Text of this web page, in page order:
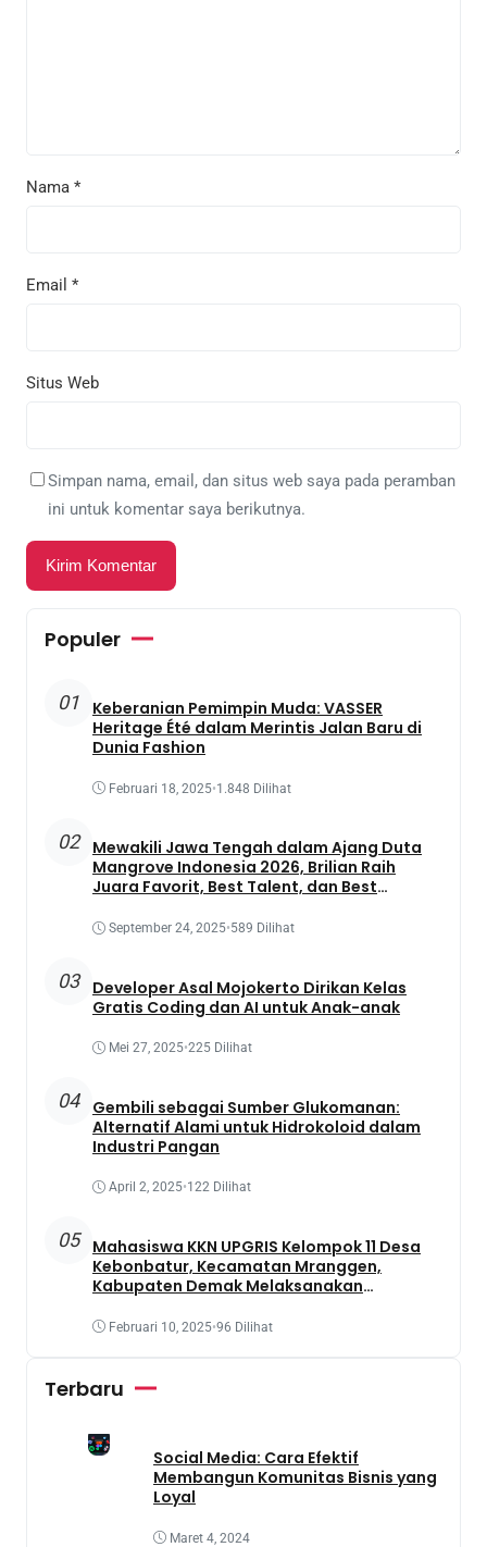
Nama *
Email *
Situs Web
Simpan nama, email, dan situs web saya pada peramban
ini untuk komentar saya berikutnya.
Populer
01
Keberanian Pemimpin Muda: VASSER
Heritage Été dalam Merintis Jalan Baru di
Dunia Fashion
Februari 18, 2025•1.848 Dilihat
02
Mewakili Jawa Tengah dalam Ajang Duta
Mangrove Indonesia 2026, Brilian Raih
Juara Favorit, Best Talent, dan Best
September 24, 2025•589 Dilihat
03
Developer Asal Mojokerto Dirikan Kelas
Gratis Coding dan AI untuk Anak-anak
Mei 27, 2025•225 Dilihat
04
Gembili sebagai Sumber Glukomanan:
Alternatif Alami untuk Hidrokoloid dalam
Industri Pangan
April 2, 2025•122 Dilihat
05
Mahasiswa KKN UPGRIS Kelompok 11 Desa
Kebonbatur, Kecamatan Mranggen,
Kabupaten Demak Melaksanakan
Memanfaatkan Lahan Yang Terbengkalai
Februari 10, 2025•96 Dilihat
Terbaru
Social Media: Cara Efektif
Membangun Komunitas Bisnis yang
Loyal
Maret 4, 2024